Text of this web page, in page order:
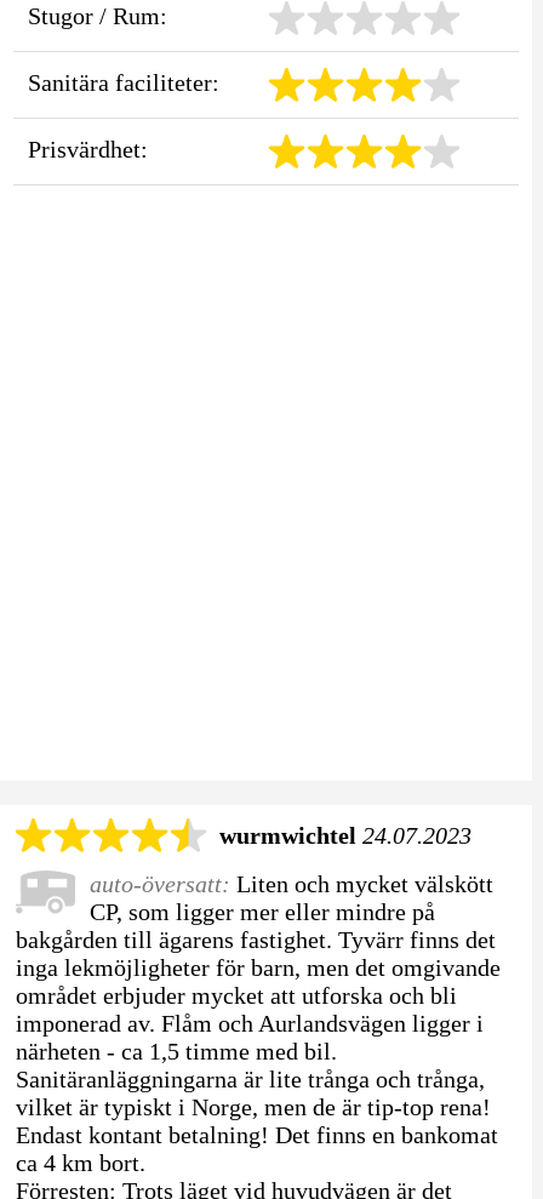
Stugor / Rum:
Sanitära faciliteter:
Prisvärdhet:
wurmwichtel 24.07.2023
auto-översatt: Liten och mycket välskött
CP, som ligger mer eller mindre på
bakgården till ägarens fastighet. Tyvärr finns det
inga lekmöjligheter för barn, men det omgivande
området erbjuder mycket att utforska och bli
imponerad av. Flåm och Aurlandsvägen ligger i
närheten - ca 1,5 timme med bil.
Sanitäranläggningarna är lite trånga och trånga,
vilket är typiskt i Norge, men de är tip-top rena!
Endast kontant betalning! Det finns en bankomat
ca 4 km bort.
Förresten: Trots läget vid huvudvägen är det